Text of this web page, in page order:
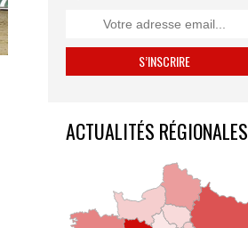
ACTUALITÉS RÉGIONALES